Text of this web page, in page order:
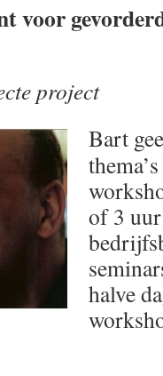
voor
project
Bart
of 3
halve